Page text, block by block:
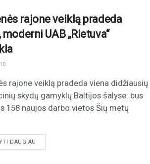
rajone veiklą pradeda
moderni UAB „Rietuva“
rajone veiklą pradeda viena didžiausių
skydų gamyklų Baltijos šalyse: bus
158 naujos darbo vietos Šių metų
DAUGIAU